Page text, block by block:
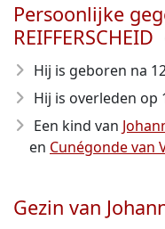
Persoonlijke
REIFFERSCHEID
Hij is geboren na
Hij is overleden op
Een kind van
en Cunégonde van
Gezin van